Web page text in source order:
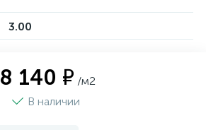
3.00
8 140 ₽ /м2
В наличии